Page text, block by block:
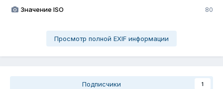
Значение ISO 80
Просмотр полной EXIF информации
Подписчики 1